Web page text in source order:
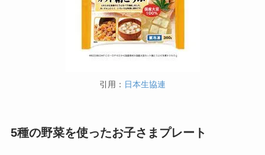
引用： 日本生協連
5種の野菜を使ったお子さまプレート